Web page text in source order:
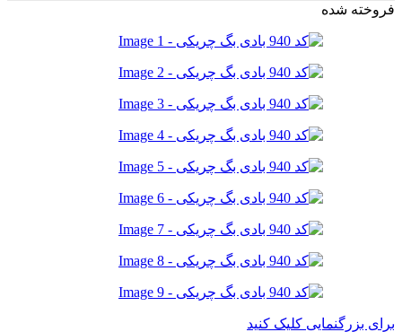
فروخته شده
برای بزرگنمایی کلیک کنید